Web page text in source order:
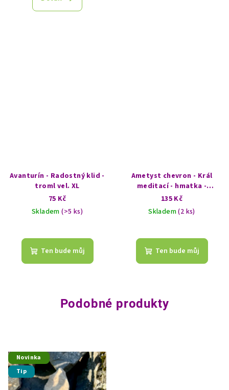
Avanturín - Radostný klid -
troml vel. XL
75 Kč
Skladem(>5 ks)
Ten bude můj
Ametyst chevron - Král
meditací - hmatka -
placička
135 Kč
Skladem(2 ks)
Ten bude můj
Podobné produkty
Novinka
Tip